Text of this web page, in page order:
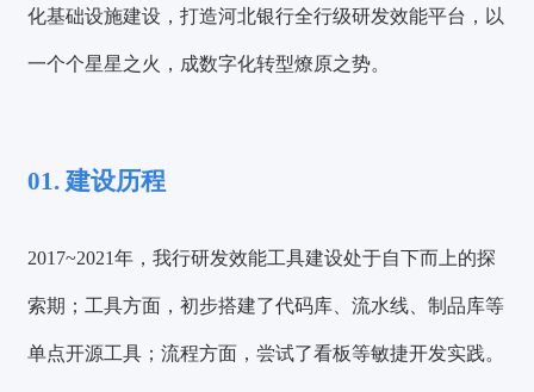
化基础设施建设，打造河北银行全行级研发效能平台，以
一个个星星之火，成数字化转型燎原之势。
01. 建设历程
2017~2021年，我行研发效能工具建设处于自下而上的探
索期；工具方面，初步搭建了代码库、流水线、制品库等
单点开源工具；流程方面，尝试了看板等敏捷开发实践。